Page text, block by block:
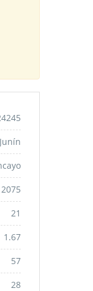
Junín
2075
21
1.67
57
28